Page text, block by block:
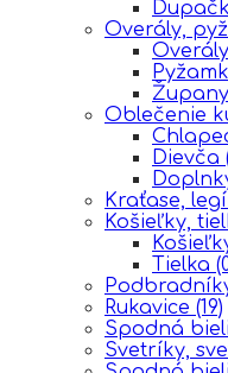
Overály,
Overály
Župany
Oblečenie
Dievča
Kraťase,
Košieľky,
Tielka
Rukavice (19)
Spodná
Svetríky,